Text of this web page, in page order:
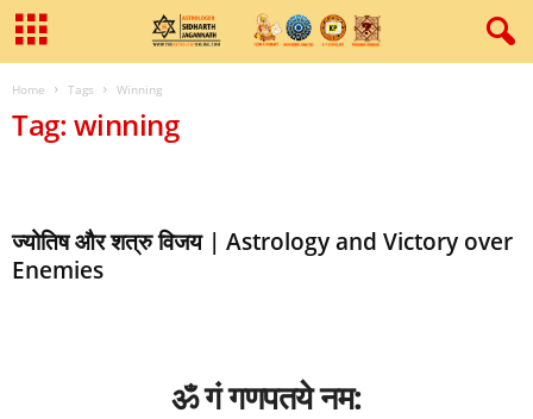
Home Tags Winning
Tag: winning
ज्योतिष और शत्रु विजय | Astrology and Victory over
Enemies
ॐ गं गणपतये नम: